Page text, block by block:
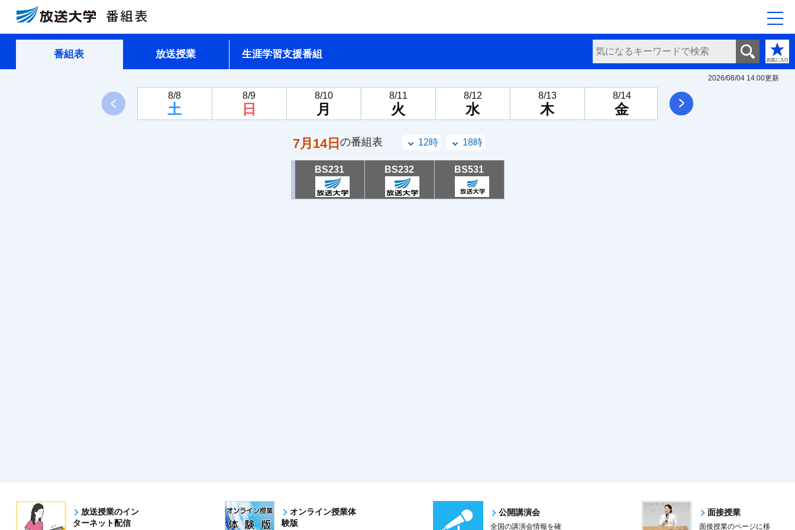
番組表 放送授業 生涯学習支援番組
2026/08/04 14:00更新
8/8
土
8/9
日
8/10
月
8/11
火
8/12
水
8/13
木
8/14
金
8/15
土次へ
7月14日の番組表 12時 18時
BS231 BS232 BS531
放送授業のイン
ターネット配信
オンライン授業体
験版
公開講演会
全国の講演会情報を確
面接授業
面接授業のページに移